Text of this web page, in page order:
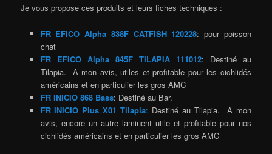
Je vous propose ces produits et leurs fiches techniques :
FR EFICO Alpha 838F CATFISH 120228: pour poisson
chat
FR EFICO Alpha 845F TILAPIA 111012: Destiné au
Tilapia. A mon avis, utiles et profitable pour les cichlidés
américains et en particulier les gros AMC
FR INICIO 868 Bass: Destiné au Bar.
FR INICIO Plus X01 Tilapia: Destiné au Tilapia. A mon
avis, encore un autre laminent utile et profitable pour nos
cichlidés américains et en particulier les gros AMC